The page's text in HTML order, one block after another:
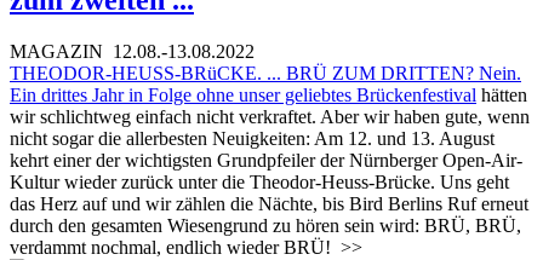
MAGAZIN 12.08.-13.08.2022
THEODOR-HEUSS-BRüCKE. ... BRÜ ZUM DRITTEN? Nein.
Ein drittes Jahr in Folge ohne unser geliebtes Brückenfestival hätten
wir schlichtweg einfach nicht verkraftet. Aber wir haben gute, wenn
nicht sogar die allerbesten Neuigkeiten: Am 12. und 13. August
kehrt einer der wichtigsten Grundpfeiler der Nürnberger Open-Air-
Kultur wieder zurück unter die Theodor-Heuss-Brücke. Uns geht
das Herz auf und wir zählen die Nächte, bis Bird Berlins Ruf erneut
durch den gesamten Wiesengrund zu hören sein wird: BRÜ, BRÜ,
verdammt nochmal, endlich wieder BRÜ! >>